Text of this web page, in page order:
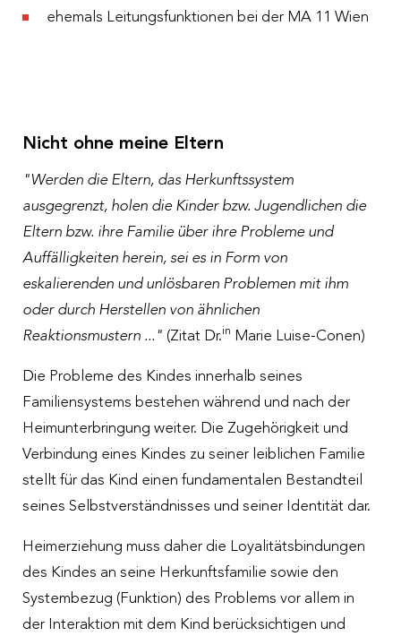
Ersatzteilnehmer*in gestellt wird. Bei Ausfall der
ehemals Leitungsfunktionen bei der MA 11 Wien
Nicht ohne meine Eltern
"Werden die Eltern, das Herkunftssystem
ausgegrenzt, holen die Kinder bzw. Jugendlichen die
Eltern bzw. ihre Familie über ihre Probleme und
Auffälligkeiten herein, sei es in Form von
eskalierenden und unlösbaren Problemen mit ihm
oder durch Herstellen von ähnlichen
Reaktionsmustern ..." (Zitat Dr.in Marie Luise-Conen)
Die Probleme des Kindes innerhalb seines
Familiensystems bestehen während und nach der
Heimunterbringung weiter. Die Zugehörigkeit und
Verbindung eines Kindes zu seiner leiblichen Familie
stellt für das Kind einen fundamentalen Bestandteil
seines Selbstverständnisses und seiner Identität dar.
Heimerziehung muss daher die Loyalitätsbindungen
des Kindes an seine Herkunftsfamilie sowie den
Systembezug (Funktion) des Problems vor allem in
der Interaktion mit dem Kind berücksichtigen und